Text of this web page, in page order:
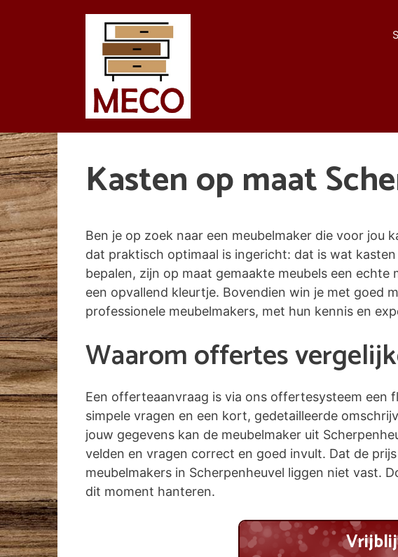
Kasten op maat
Ben je op zoek naar een meubelmaker die voor jou
dat praktisch optimaal is ingericht: dat is wat
bepalen, zijn op maat gemaakte meubels een
een opvallend kleurtje. Bovendien win je met goed
professionele meubelmakers, met hun kennis en
Waarom offertes
Een offerteaanvraag is via ons offertesysteem
simpele vragen en een kort, gedetailleerde
jouw gegevens kan de meubelmaker uit
velden en vragen correct en goed invult. Dat de
meubelmakers in Scherpenheuvel liggen niet vast.
dit moment hanteren.